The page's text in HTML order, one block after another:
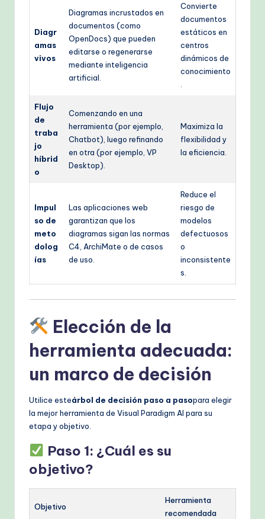
Diagr
amas
vivos
Diagramas incrustados en
documentos (como
OpenDocs) que pueden
editarse o regenerarse
mediante inteligencia
artificial.
Convierte
documentos
estáticos en
centros
dinámicos de
conocimiento
Flujo
de
traba
jo
híbrid
o
Comenzando en una
herramienta (por ejemplo,
Chatbot), luego refinando
en otra (por ejemplo, VP
Desktop).
Maximiza la
flexibilidad y
la eficiencia.
Impul
so de
meto
dolog
ías
Las aplicaciones web
garantizan que los
diagramas sigan las normas
C4, ArchiMate o de casos
de uso.
Reduce el
riesgo de
modelos
defectuosos
o
inconsistente
s.
Elección de la
herramienta adecuada:
un marco de decisión
Utilice esteárbol de decisión paso a pasopara elegir
la mejor herramienta de Visual Paradigm AI para su
etapa y objetivo.
Paso 1: ¿Cuál es su
objetivo?
Objetivo
Herramienta
recomendada